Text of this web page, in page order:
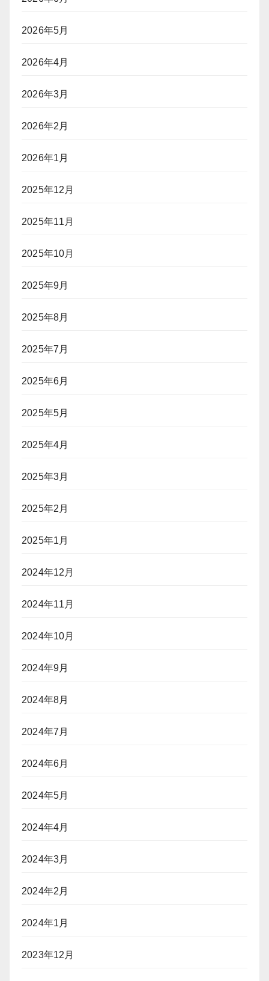
2026年5月
2026年4月
2026年3月
2026年2月
2026年1月
2025年12月
2025年11月
2025年10月
2025年9月
2025年8月
2025年7月
2025年6月
2025年5月
2025年4月
2025年3月
2025年2月
2025年1月
2024年12月
2024年11月
2024年10月
2024年9月
2024年8月
2024年7月
2024年6月
2024年5月
2024年4月
2024年3月
2024年2月
2024年1月
2023年12月